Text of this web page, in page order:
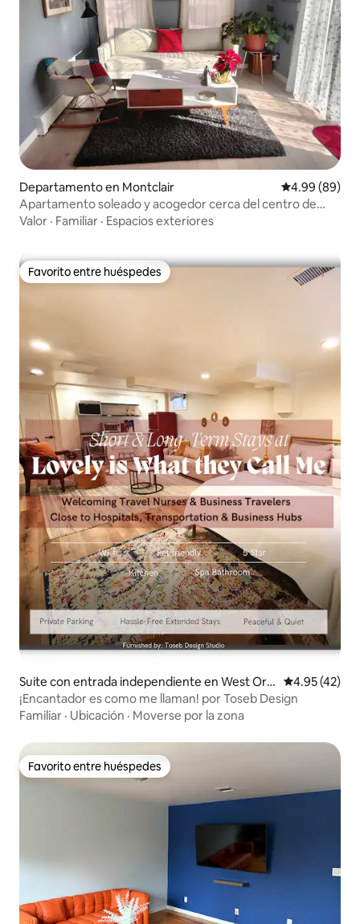
Departamento en Montclair Calificación
4.99 (89)
Apartamento soleado y acogedor cerca del centro de
Montclair y de Nueva York
Valor · Familiar · Espacios exteriores
Favorito entre huéspedes
Favorito entre huéspedes
Suite con entrada independiente en West Ora
nge
Calificación
4.95 (42)
¡Encantador es como me llaman! por Toseb Design
Familiar · Ubicación · Moverse por la zona
Favorito entre huéspedes
Favorito entre huéspedes